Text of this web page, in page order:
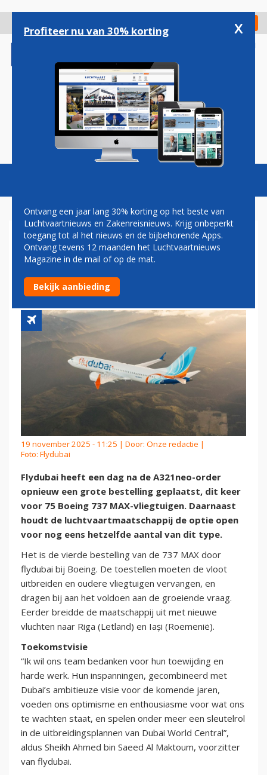
gaan
Check in
Magazine Podcasts Vacatures
EEN DAG NA A321NEO-
ORDER PLAATST FLYDUBAI
GROTE 737 MAX-BESTELLING
19 november 2025 - 11:25 | Door: Onze redactie |
Foto: Flydubai
Flydubai heeft een dag na de A321neo-order
opnieuw een grote bestelling geplaatst, dit keer
voor 75 Boeing 737 MAX-vliegtuigen. Daarnaast
houdt de luchtvaartmaatschappij de optie open
voor nog eens hetzelfde aantal van dit type.
Het is de vierde bestelling van de 737 MAX door
flydubai bij Boeing. De toestellen moeten de vloot
uitbreiden en oudere vliegtuigen vervangen, en
dragen bij aan het voldoen aan de groeiende vraag.
Eerder breidde de maatschappij uit met nieuwe
vluchten naar Riga (Letland) en Iași (Roemenië).
Toekomstvisie
“Ik wil ons team bedanken voor hun toewijding en
harde werk. Hun inspanningen, gecombineerd met
Dubai’s ambitieuze visie voor de komende jaren,
voeden ons optimisme en enthousiasme voor wat ons
te wachten staat, en spelen onder meer een sleutelrol
in de uitbreidingsplannen van Dubai World Central”,
aldus Sheikh Ahmed bin Saeed Al Maktoum, voorzitter
van flydubai.
Profiteer nu van 30% korting x
Ontvang een jaar lang 30% korting op het beste van
Luchtvaartnieuws en Zakenreisnieuws. Krijg onbeperkt
toegang tot al het nieuws en de bijbehorende Apps.
Ontvang tevens 12 maanden het Luchtvaartnieuws
Magazine in de mail of op de mat.
Bekijk aanbieding